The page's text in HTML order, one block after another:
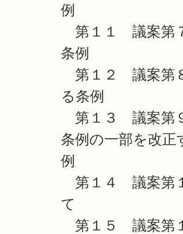
第１１ 議案第
条
第１２ 議案第
る条
第１３ 議案第
条例の一部を改正
第１４ 議案第
第１５ 議案第